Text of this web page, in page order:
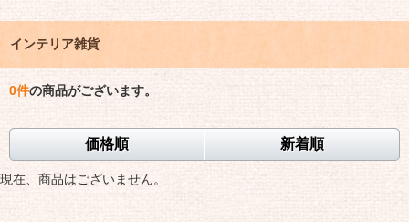
インテリア雑貨
0件の商品がございます。
価格順 新着順
現在、商品はございません。